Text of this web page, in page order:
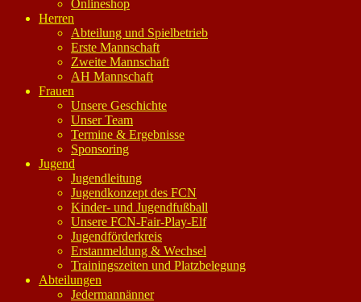
Onlineshop
Herren
Abteilung und Spielbetrieb
Erste Mannschaft
Zweite Mannschaft
AH Mannschaft
Frauen
Unsere Geschichte
Unser Team
Termine & Ergebnisse
Sponsoring
Jugend
Jugendleitung
Jugendkonzept des FCN
Kinder- und Jugendfußball
Unsere FCN-Fair-Play-Elf
Jugendförderkreis
Erstanmeldung & Wechsel
Trainingszeiten und Platzbelegung
Abteilungen
Jedermannänner